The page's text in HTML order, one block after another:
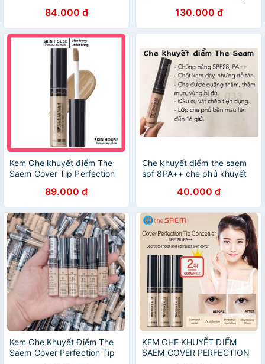
chính hãng kiềm dầu lâu trôi
cho da dầu Cosmetic999
84.000 đ 130.000 đ
Kem Che khuyết điểm The
Saem Cover Tip Perfection
89.000 đ
Che khuyết điểm the saem
spf 8PA++ che phủ khuyết
Hàn Quốc 100%]
40.000 đ
Kem Che Khuyết Điểm The
Saem Cover Perfection Tip
KEM CHE KHUYẾT ĐIỂM
SAEM COVER PERFECTION